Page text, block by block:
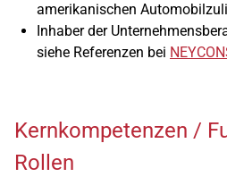
amerikanischen
Inhaber der
siehe Referenzen bei
Kernkompetenzen /
Rollen